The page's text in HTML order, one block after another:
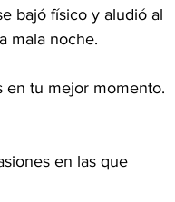
bajó físico y aludió al
mala noche.
en tu mejor momento.
en las que